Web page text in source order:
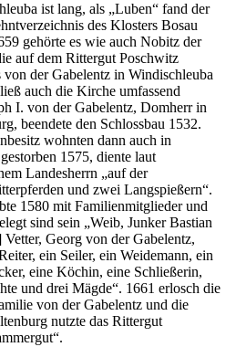
ist lang, als „Luben“ fand der
des Klosters Bosau
gehörte es wie auch Nobitz der
auf dem Rittergut Poschwitz
der Gabelentz in Windischleuba
auch die Kirche umfassend
I. von der Gabelentz, Domherr in
beendete den Schlossbau 1532.
wohnten dann auch in
1575, diente laut
Landesherrn „auf der
und zwei Langspießern“.
1580 mit Familienmitglieder und
sind sein „Weib, Junker Bastian
Georg von der Gabelentz,
ein Seiler, ein Weidemann, ein
eine Köchin, eine Schließerin,
und drei Mägde“. 1661 erlosch die
von der Gabelentz und die
nutzte das Rittergut